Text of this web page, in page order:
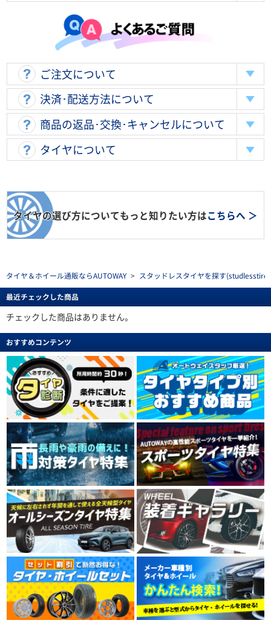
ご注文について
決済･配送方法について
商品の返品･交換･キャンセルについて
タイヤについて
タイヤの選び方についてもっと知りたい方はこちらへ ＞
タイヤ＆ホイール通販ならAUTOWAY > スタッドレスタイヤを探す(studlesstire)
最近チェックした商品
チェックした商品はありません。
おすすめコンテンツ